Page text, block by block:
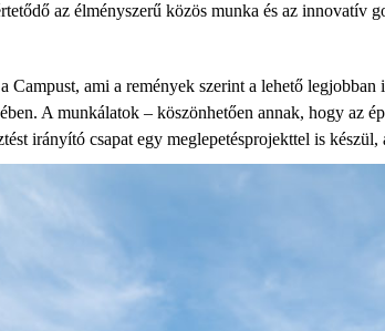
az élményszerű közös munka és az innovatív
ami a remények szerint a lehető
A munkálatok – köszönhetően annak, hogy az
irányító csapat egy meglepetésprojekttel is